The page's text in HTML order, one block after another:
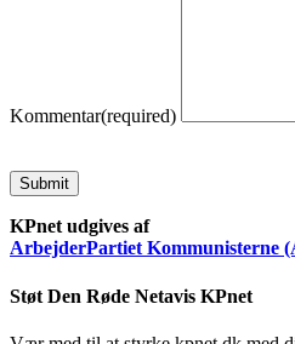
Kommentar(required)
Submit
KPnet udgives af
ArbejderPartiet Kommunisterne
Støt Den Røde Netavis KPnet